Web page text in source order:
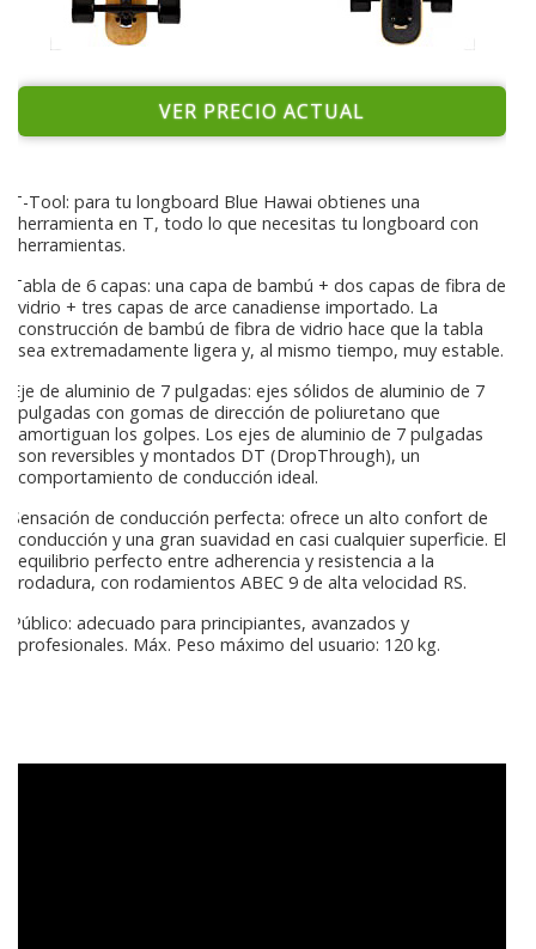
VER PRECIO ACTUAL
T-Tool: para tu longboard Blue Hawai obtienes una
herramienta en T, todo lo que necesitas tu longboard con
herramientas.
Tabla de 6 capas: una capa de bambú + dos capas de fibra de
vidrio + tres capas de arce canadiense importado. La
construcción de bambú de fibra de vidrio hace que la tabla
sea extremadamente ligera y, al mismo tiempo, muy estable.
Eje de aluminio de 7 pulgadas: ejes sólidos de aluminio de 7
pulgadas con gomas de dirección de poliuretano que
amortiguan los golpes. Los ejes de aluminio de 7 pulgadas
son reversibles y montados DT (DropThrough), un
comportamiento de conducción ideal.
Sensación de conducción perfecta: ofrece un alto confort de
conducción y una gran suavidad en casi cualquier superficie. El
equilibrio perfecto entre adherencia y resistencia a la
rodadura, con rodamientos ABEC 9 de alta velocidad RS.
Público: adecuado para principiantes, avanzados y
profesionales. Máx. Peso máximo del usuario: 120 kg.